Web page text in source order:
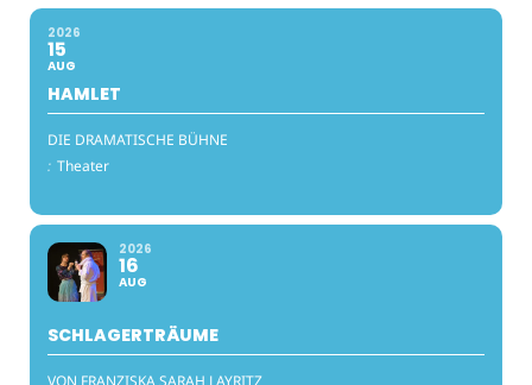
2026
15
AUG
HAMLET
DIE DRAMATISCHE BÜHNE
: Theater
2026
16
AUG
SCHLAGERTRÄUME
VON FRANZISKA SARAH LAYRITZ